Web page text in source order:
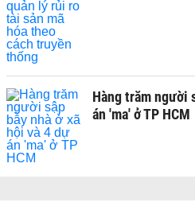
Hàng trăm người
án 'ma' ở TP HCM